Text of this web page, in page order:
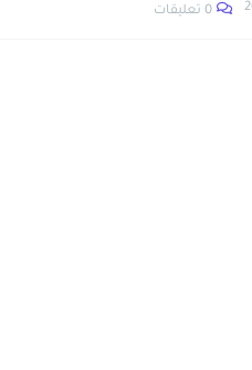
اتهام نجل وزيرة الهجرة
0 تعليقات